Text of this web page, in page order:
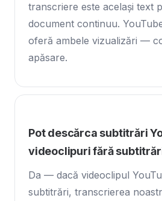
transcriere este același text
document continuu.
oferă ambele vizualizări —
apăsare.
Pot descărca subtitrări
videoclipuri fără
Da — dacă videoclipul
subtitrări, transcrierea